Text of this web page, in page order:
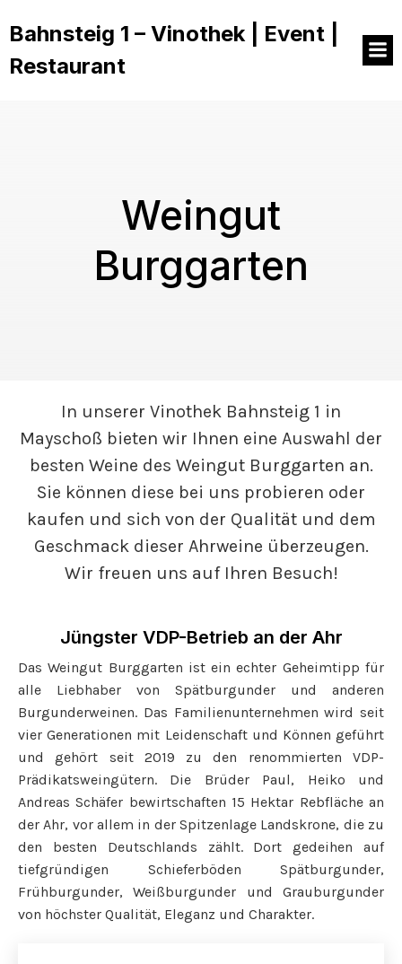
Bahnsteig 1 – Vinothek | Event |
Restaurant
Weingut
Burggarten
In unserer Vinothek Bahnsteig 1 in
Mayschoß bieten wir Ihnen eine Auswahl der
besten Weine des Weingut Burggarten an.
Sie können diese bei uns probieren oder
kaufen und sich von der Qualität und dem
Geschmack dieser Ahrweine überzeugen.
Wir freuen uns auf Ihren Besuch!
Jüngster VDP-Betrieb an der Ahr
Das Weingut Burggarten ist ein echter Geheimtipp für
alle Liebhaber von Spätburgunder und anderen
Burgunderweinen. Das Familienunternehmen wird seit
vier Generationen mit Leidenschaft und Können geführt
und gehört seit 2019 zu den renommierten VDP-
Prädikatsweingütern. Die Brüder Paul, Heiko und
Andreas Schäfer bewirtschaften 15 Hektar Rebfläche an
der Ahr, vor allem in der Spitzenlage Landskrone, die zu
den besten Deutschlands zählt. Dort gedeihen auf
tiefgründigen Schieferböden Spätburgunder,
Frühburgunder, Weißburgunder und Grauburgunder
von höchster Qualität, Eleganz und Charakter.